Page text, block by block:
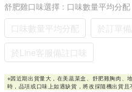
舒肥雞口味選擇 : 口味數量平均分配
口味數量平均分配
於訂單
於Line客服備註口味